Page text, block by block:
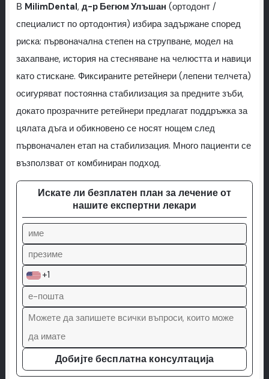
В MilimDental, д-р Бегюм Улъшан (ортодонт /
специалист по ортодонтия) избира задържане според
риска: първоначална степен на струпване, модел на
захапване, история на стесняване на челюстта и навици
като стискане. Фиксираните ретейнери (лепени телчета)
осигуряват постоянна стабилизация за предните зъби,
докато прозрачните ретейнери предлагат поддръжка за
цялата дъга и обикновено се носят нощем след
първоначален етап на стабилизация. Много пациенти се
възползват от комбиниран подход.
Искате ли безплатен план за лечение от
нашите експертни лекари
+1
Добијте бесплатна консултација